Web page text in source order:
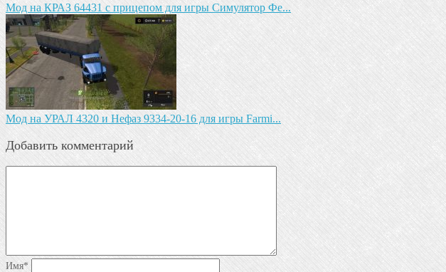
Мод на КРАЗ 64431 с прицепом для игры Симулятор Фе...
Мод на УРАЛ 4320 и Нефаз 9334-20-16 для игры Farmi...
Добавить комментарий
Имя*